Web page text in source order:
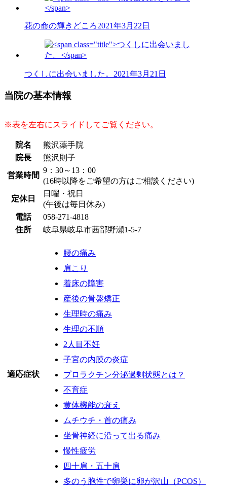
花の命の輝きどころ2021年3月22日
つくしに出会いました。 2021年3月21日
当院の基本情報
※表を左右にスライドしてご覧ください。
院名
熊沢薬手院
院長
熊沢則子
営業時間
9：30～13：00
(16時以降をご希望の方はご相談ください)
定休日
日曜・祝日
(午後は毎日休み)
電話
058-271-4818
住所
岐阜県岐阜市茜部野瀬1-5-7
適応症状
腰の痛み
肩こり
着床の障害
産後の骨盤矯正
生理時の痛み
生理の不順
2人目不妊
子宮の内膜の炎症
プロラクチン分泌過剰状態とは？
不育症
黄体機能の衰え
ムチウチ・首の痛み
坐骨神経に沿って出る痛み
慢性疲労
四十肩・五十肩
多のう胞性で卵巣に卵が沢山（PCOS）